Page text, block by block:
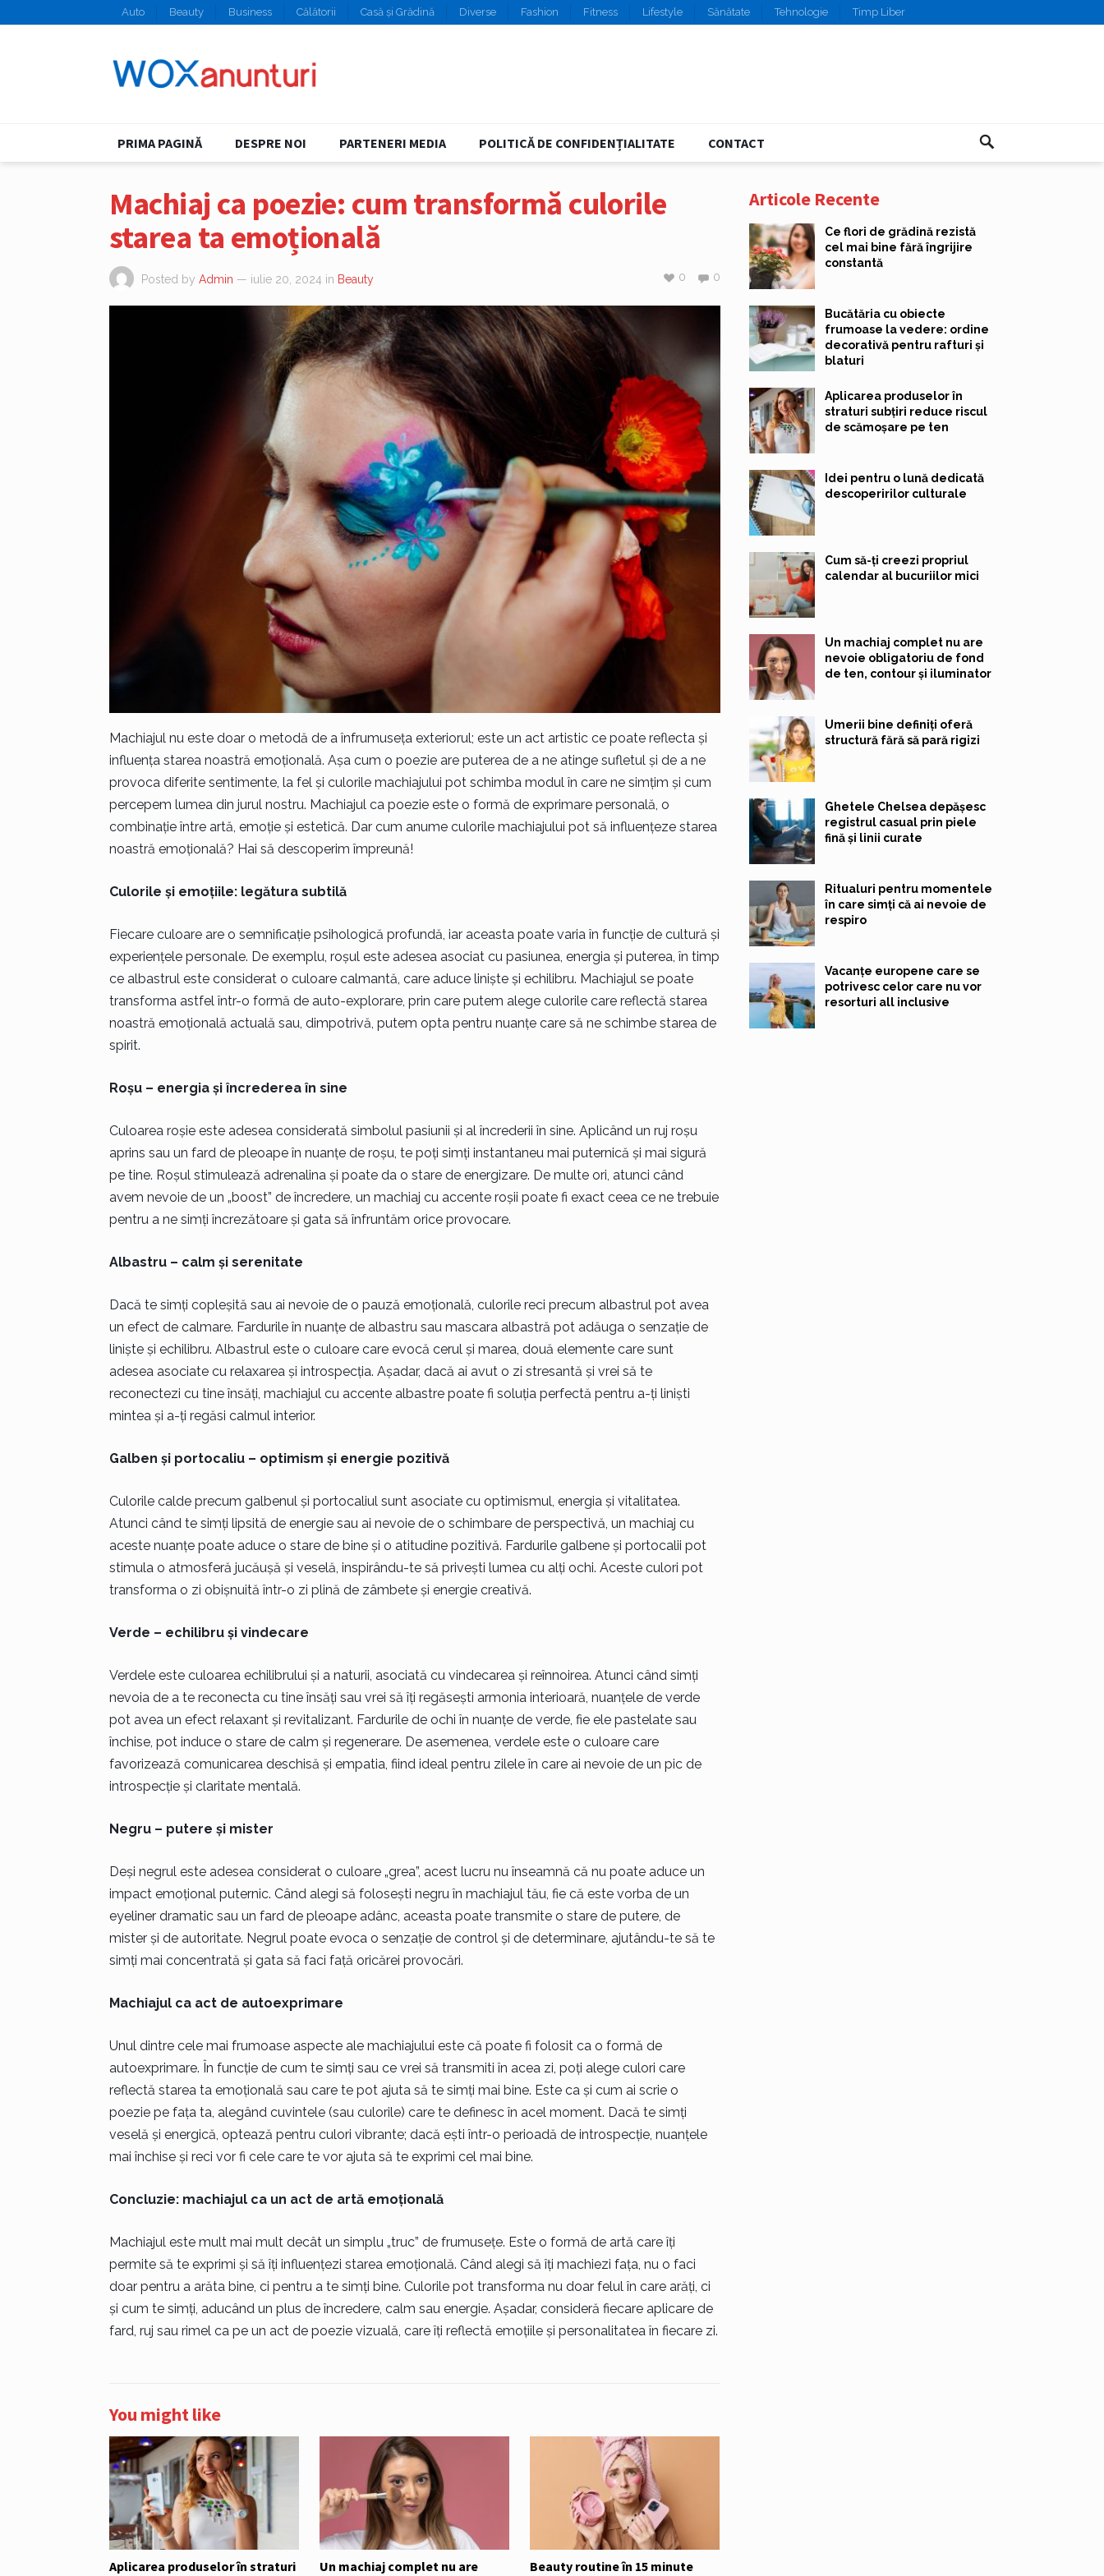
Auto Beauty Business Călătorii Casă și Grădină Diverse Fashion Fitness Lifestyle Sănătate Tehnologie Timp Liber
PRIMA PAGINĂ DESPRE NOI PARTENERI MEDIA POLITICĂ DE CONFIDENȚIALITATE CONTACT
Machiaj ca poezie: cum transformă culorile
starea ta emoțională
Posted by Admin — iulie 20, 2024 in Beauty 0
0
Machiajul nu este doar o metodă de a înfrumuseța exteriorul; este un act artistic ce poate reflecta și
influența starea noastră emoțională. Așa cum o poezie are puterea de a ne atinge sufletul și de a ne
provoca diferite sentimente, la fel și culorile machiajului pot schimba modul în care ne simțim și cum
percepem lumea din jurul nostru. Machiajul ca poezie este o formă de exprimare personală, o
combinație între artă, emoție și estetică. Dar cum anume culorile machiajului pot să influențeze starea
noastră emoțională? Hai să descoperim împreună!
Culorile și emoțiile: legătura subtilă
Fiecare culoare are o semnificație psihologică profundă, iar aceasta poate varia în funcție de cultură și
experiențele personale. De exemplu, roșul este adesea asociat cu pasiunea, energia și puterea, în timp
ce albastrul este considerat o culoare calmantă, care aduce liniște și echilibru. Machiajul se poate
transforma astfel într-o formă de auto-explorare, prin care putem alege culorile care reflectă starea
noastră emoțională actuală sau, dimpotrivă, putem opta pentru nuanțe care să ne schimbe starea de
spirit.
Roșu – energia și încrederea în sine
Culoarea roșie este adesea considerată simbolul pasiunii și al încrederii în sine. Aplicând un ruj roșu
aprins sau un fard de pleoape în nuanțe de roșu, te poți simți instantaneu mai puternică și mai sigură
pe tine. Roșul stimulează adrenalina și poate da o stare de energizare. De multe ori, atunci când
avem nevoie de un „boost” de încredere, un machiaj cu accente roșii poate fi exact ceea ce ne trebuie
pentru a ne simți încrezătoare și gata să înfruntăm orice provocare.
Albastru – calm și serenitate
Dacă te simți copleșită sau ai nevoie de o pauză emoțională, culorile reci precum albastrul pot avea
un efect de calmare. Fardurile în nuanțe de albastru sau mascara albastră pot adăuga o senzație de
liniște și echilibru. Albastrul este o culoare care evocă cerul și marea, două elemente care sunt
adesea asociate cu relaxarea și introspecția. Așadar, dacă ai avut o zi stresantă și vrei să te
reconectezi cu tine însăți, machiajul cu accente albastre poate fi soluția perfectă pentru a-ți liniști
mintea și a-ți regăsi calmul interior.
Galben și portocaliu – optimism și energie pozitivă
Culorile calde precum galbenul și portocaliul sunt asociate cu optimismul, energia și vitalitatea.
Atunci când te simți lipsită de energie sau ai nevoie de o schimbare de perspectivă, un machiaj cu
aceste nuanțe poate aduce o stare de bine și o atitudine pozitivă. Fardurile galbene și portocalii pot
stimula o atmosferă jucăușă și veselă, inspirându-te să privești lumea cu alți ochi. Aceste culori pot
transforma o zi obișnuită într-o zi plină de zâmbete și energie creativă.
Verde – echilibru și vindecare
Verdele este culoarea echilibrului și a naturii, asociată cu vindecarea și reînnoirea. Atunci când simți
nevoia de a te reconecta cu tine însăți sau vrei să îți regăsești armonia interioară, nuanțele de verde
pot avea un efect relaxant și revitalizant. Fardurile de ochi în nuanțe de verde, fie ele pastelate sau
închise, pot induce o stare de calm și regenerare. De asemenea, verdele este o culoare care
favorizează comunicarea deschisă și empatia, fiind ideal pentru zilele în care ai nevoie de un pic de
introspecție și claritate mentală.
Negru – putere și mister
Deși negrul este adesea considerat o culoare „grea”, acest lucru nu înseamnă că nu poate aduce un
impact emoțional puternic. Când alegi să folosești negru în machiajul tău, fie că este vorba de un
eyeliner dramatic sau un fard de pleoape adânc, aceasta poate transmite o stare de putere, de
mister și de autoritate. Negrul poate evoca o senzație de control și de determinare, ajutându-te să te
simți mai concentrată și gata să faci față oricărei provocări.
Machiajul ca act de autoexprimare
Unul dintre cele mai frumoase aspecte ale machiajului este că poate fi folosit ca o formă de
autoexprimare. În funcție de cum te simți sau ce vrei să transmiti în acea zi, poți alege culori care
reflectă starea ta emoțională sau care te pot ajuta să te simți mai bine. Este ca și cum ai scrie o
poezie pe fața ta, alegând cuvintele (sau culorile) care te definesc în acel moment. Dacă te simți
veselă și energică, optează pentru culori vibrante; dacă ești într-o perioadă de introspecție, nuanțele
mai închise și reci vor fi cele care te vor ajuta să te exprimi cel mai bine.
Concluzie: machiajul ca un act de artă emoțională
Machiajul este mult mai mult decât un simplu „truc” de frumusețe. Este o formă de artă care îți
permite să te exprimi și să îți influențezi starea emoțională. Când alegi să îți machiezi fața, nu o faci
doar pentru a arăta bine, ci pentru a te simți bine. Culorile pot transforma nu doar felul în care arăți, ci
și cum te simți, aducând un plus de încredere, calm sau energie. Așadar, consideră fiecare aplicare de
fard, ruj sau rimel ca pe un act de poezie vizuală, care îți reflectă emoțiile și personalitatea în fiecare zi.
You might like
Aplicarea produselor în straturi
Un machiaj complet nu are
Beauty routine în 15 minute
Articole Recente
Ce flori de grădină rezistă
cel mai bine fără îngrijire
constantă
Bucătăria cu obiecte
frumoase la vedere: ordine
decorativă pentru rafturi și
blaturi
Aplicarea produselor în
straturi subțiri reduce riscul
de scămoșare pe ten
Idei pentru o lună dedicată
descoperirilor culturale
Cum să-ți creezi propriul
calendar al bucuriilor mici
Un machiaj complet nu are
nevoie obligatoriu de fond
de ten, contour și iluminator
Umerii bine definiți oferă
structură fără să pară rigizi
Ghetele Chelsea depășesc
registrul casual prin piele
fină și linii curate
Ritualuri pentru momentele
în care simți că ai nevoie de
respiro
Vacanțe europene care se
potrivesc celor care nu vor
resorturi all inclusive